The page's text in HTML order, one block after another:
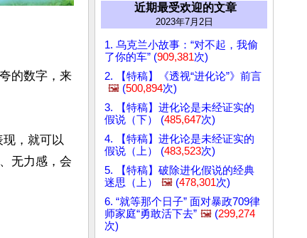
的数字，来
，就可以
无力感，会
近期最受欢迎的文章
2023年7月2日
1. 乌克兰小故事：“对不起，我偷
了你的车” (909,381次)
2. 【特稿】《透视“进化论”》前言
🖼️ (500,894次)
3. 【特稿】进化论是未经证实的
假说（下） (485,647次)
4. 【特稿】进化论是未经证实的
假说（上） (483,523次)
5. 【特稿】破除进化假说的经典
迷思（上）
🖼️ (478,301次)
6. “就等那个日子” 面对暴政709律
师家庭“勇敢活下去” 🖼️ (299,274
次)